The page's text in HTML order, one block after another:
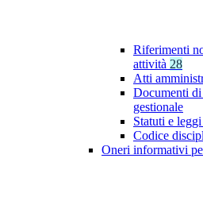
Riferimenti
attività 28
Atti
Documenti di
gestionale
Statuti e
Codice
Oneri informativi